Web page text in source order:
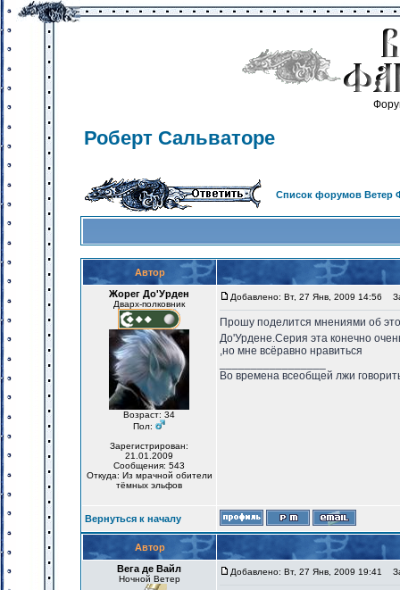
Роберт Сальваторе
Список форумов Ветер
Автор
Жорег До'Урден
Дварх-полковник
Возраст: 34
Пол:
Зарегистрирован:
21.01.2009
Сообщения: 543
Откуда: Из мрачной обители
тёмных эльфов
Добавлено: Вт, 27 Янв, 2009 14:56
Прошу поделится мнениями об
До'Урдене.Серия эта конечно
,но мне всёравно нравиться
Во времена всеобщей лжи
Вернуться к началу
Автор
Вега де Вайл
Ночной Ветер
Добавлено: Вт, 27 Янв, 2009 19:41